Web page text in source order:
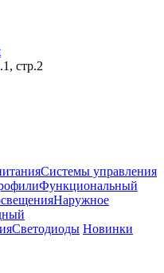
стр.2
Системы управления
Функциональный
Наружное
Светодиоды Новинки